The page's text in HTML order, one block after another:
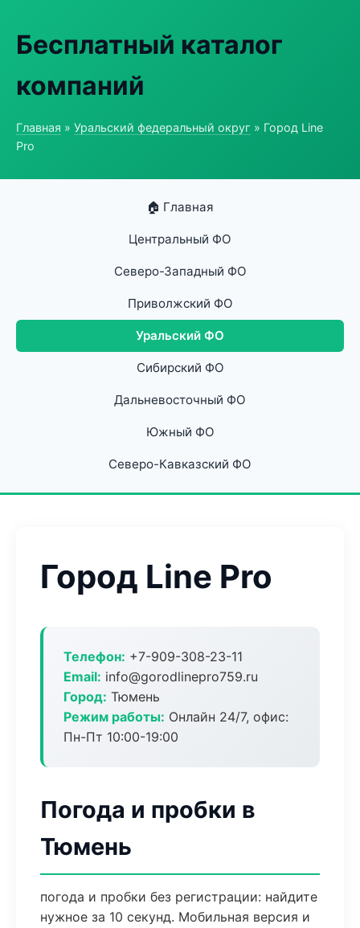
Бесплатный каталог
компаний
Главная » Уральский федеральный округ » Город Line
Pro
🏠 Главная
Центральный ФО
Северо-Западный ФО
Приволжский ФО
Уральский ФО
Сибирский ФО
Дальневосточный ФО
Южный ФО
Северо-Кавказский ФО
Город Line Pro
Телефон: +7-909-308-23-11
Email: info@gorodlinepro759.ru
Город: Тюмень
Режим работы: Онлайн 24/7, офис:
Пн-Пт 10:00-19:00
Погода и пробки в
Тюмень
погода и пробки без регистрации: найдите
нужное за 10 секунд. Мобильная версия и